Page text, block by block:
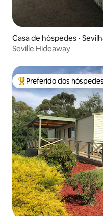
Casa de hóspedes ⋅
Seville Hideaway
Entre os melhores
Preferido dos hóspedes